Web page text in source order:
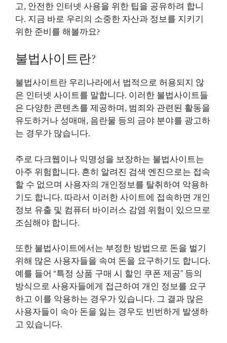
고, 안전한 인터넷 사용을 위한 팁을 공유하려 합니
다. 지금 바로 우리의 소중한 자산과 정보를 지키기
위한 준비를 해볼까요?
불법사이트란?
불법사이트란 우리나라에서 법적으로 허용되지 않
은 인터넷 사이트를 말합니다. 이러한 불법사이트들
은 다양한 콘텐츠를 제공하며, 범죄와 관련된 활동을
유도하거나 성매매, 음란물 등의 금야 분야를 광고하
는 경우가 많습니다.
주로 다크웹이나 익명성을 보장하는 불법사이트는
아주 위험합니다. 흔히 알려진 검색 엔진으로는 접속
할 수 없으며 사용자의 개인정보를 탈취하여 악용하
기도 합니다. 따라서 이러한 사이트에 접속하면 개인
정보 유출 및 컴퓨터 바이러스 감염 위험이 있으므로
조심해야 합니다.
또한 불법사이트에서는 부정한 방법으로 돈을 벌기
위해 많은 사용자들을 속여 돈을 요구하기도 합니다.
예를 들어 “특정 상품 구매 시 할인 쿠폰 제공” 등의
방식으로 사용자들에게 접근하여 개인 정보를 요구
하고 이를 악용하는 경우가 있습니다. 그 결과 많은
사용자들이 속아 돈을 잃는 경우도 빈번하게 발생하
고 있습니다.